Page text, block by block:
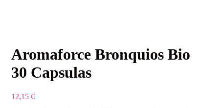
Aromaforce Bronquios Bio
30 Capsulas
12,15 €